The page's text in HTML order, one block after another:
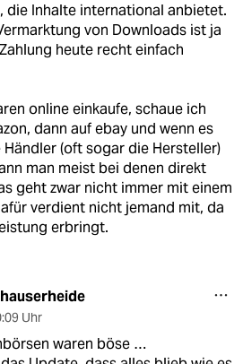
die Inhalte international anbietet.
von Downloads ist ja
heute recht einfach
online einkaufe, schaue ich
dann auf ebay und wenn es
(oft sogar die Hersteller)
man meist bei denen direkt
geht zwar nicht immer mit einem
verdient nicht jemand mit, da
erbringt.
Uhr
waren böse …